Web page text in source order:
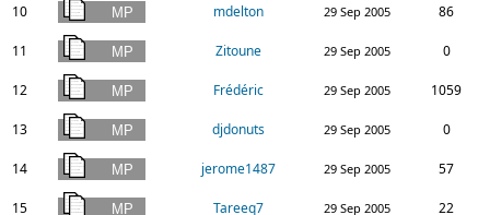
10 mdelton 29 Sep 2005 86
11 Zitoune 29 Sep 2005 0
12 Frédéric 29 Sep 2005 1059
13 djdonuts 29 Sep 2005 0
14 jerome1487 29 Sep 2005 57
15 Tareeq7 29 Sep 2005 22